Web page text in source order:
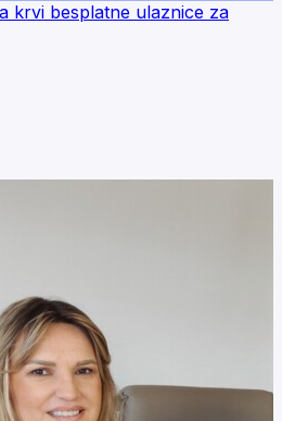
krvi besplatne ulaznice za